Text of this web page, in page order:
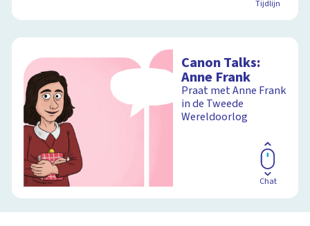
Tijdlijn
Canon Talks:
Anne Frank
Praat met Anne Frank
in de Tweede
Wereldoorlog
Chat